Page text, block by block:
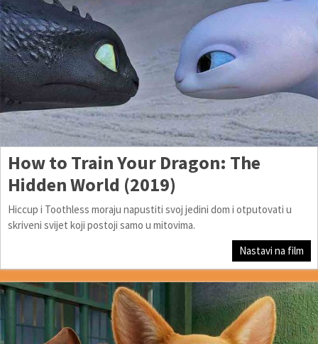
How to Train Your Dragon: The
Hidden World (2019)
Hiccup i Toothless moraju napustiti svoj jedini dom i otputovati u
skriveni svijet koji postoji samo u mitovima.
Nastavi na film